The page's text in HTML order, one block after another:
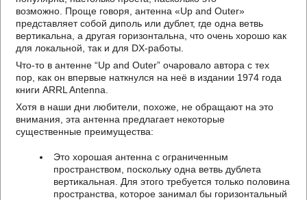
возможно. Проще говоря, антенна «Up and Outer»
представляет собой диполь или дублет, где одна ветвь
вертикальна, а другая горизонтальна, что очень хорошо как
для локальной, так и для DX-работы.
Что-то в антенне “Up and Outer” очаровало автора с тех
пор, как он впервые наткнулся на неё в издании 1974 года
книги ARRL Antenna.
Хотя в наши дни любители, похоже, не обращают на это
внимания, эта антенна предлагает некоторые
существенные преимущества:
Это хорошая антенна с ограниченным
пространством, поскольку одна ветвь дублета
вертикальная. Для этого требуется только половина
пространства, которое занимал бы горизонтальный